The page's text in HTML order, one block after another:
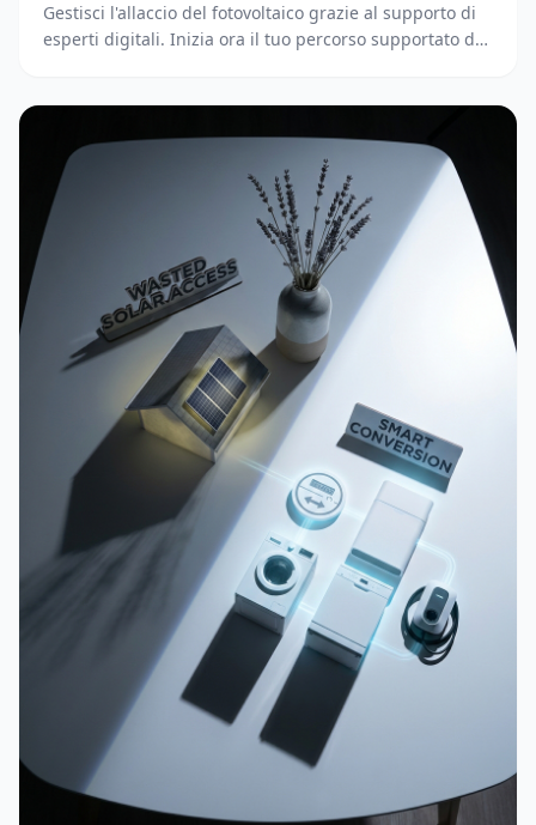
Gestisci l'allaccio del fotovoltaico grazie al supporto di
esperti digitali. Inizia ora il tuo percorso supportato dai